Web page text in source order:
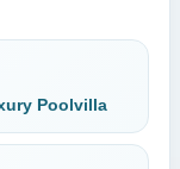
Poolvilla